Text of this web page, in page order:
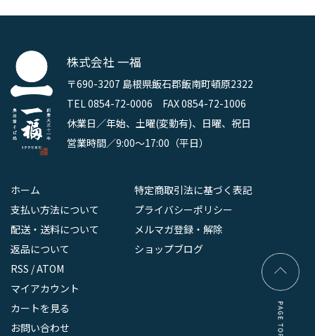
株式会社 一福
〒690-3207 島根県飯石郡飯南町頓原2322
TEL 0854-72-0006 FAX 0854-72-1006
休業日／年始、土曜(変動有)、日曜、祝日
営業時間／9:00～17:00（平日）
ホーム
支払い方法について
配送・送料について
返品について
特定商取引法に基づく表記
プライバシーポリシー
メルマガ登録・解除
ショップブログ
RSS /ATOM
マイアカウント
カートを見る
お問い合わせ